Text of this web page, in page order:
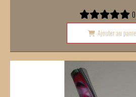
Ajouter au